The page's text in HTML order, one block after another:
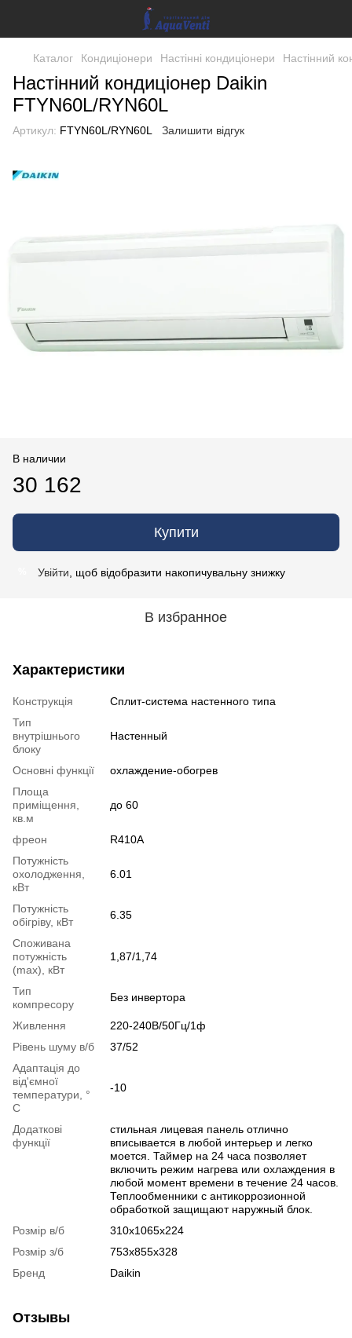
Каталог Кондиціонери Настінні кондиціонери Настінний
Настінний кондиціонер Daikin
FTYN60L/RYN60L
Артикул: FTYN60L/RYN60L Залишити відгук
В наличии
30 162
Купити
Увійти , щоб відобразити накопичувальну знижку
В избранное
Характеристики
Конструкція
Cплит-система настенного типа
Тип
внутрішнього
блоку
Настенный
Основні функції
охлаждение-обогрев
Площа
приміщення,
кв.м
до 60
фреон
R410A
Потужність
охолодження,
кВт
6.01
Потужність
обігріву, кВт
6.35
Споживана
потужність
(max), кВт
1,87/1,74
Тип
компресору
Без инвертора
Живлення
220-240В/50Гц/1ф
Рівень шуму в/б
37/52
Адаптація до
від'ємної
температури, °
C
-10
Додаткові
функції
стильная лицевая панель отлично
вписывается в любой интерьер и легко
моется. Таймер на 24 часа позволяет
включить режим нагрева или охлаждения в
любой момент времени в течение 24 часов.
Теплообменники с антикоррозионной
обработкой защищают наружный блок.
Розмір в/б
310х1065х224
Розмір з/б
753х855х328
Бренд
Daikin
Отзывы